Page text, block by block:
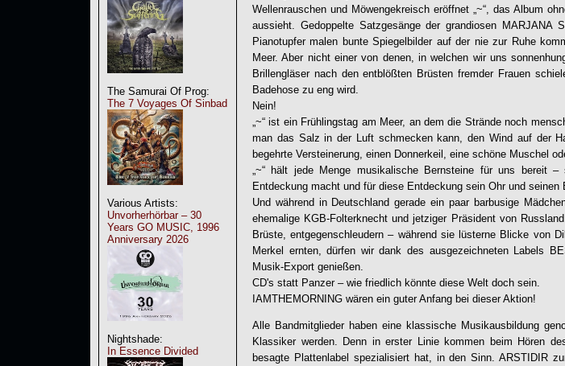
The Samurai Of Prog:
The 7 Voyages Of Sinbad
Various Artists:
Unvorherhörbar – 30
Years GO MUSIC, 1996
Anniversary 2026
Nightshade:
In Essence Divided
Wellenrauschen und Möwengekreisch eröffnet „~“, das Album
aussieht. Gedoppelte Satzgesänge der grandiosen
Pianotupfer malen bunte Spiegelbilder auf der nie zur Ruhe
Meer. Aber nicht einer von denen, in welchen wir uns
Brillengläser nach den entblößten Brüsten fremder Frauen
Badehose zu eng wird.
Nein!
„~“ ist ein Frühlingstag am Meer, an dem die Strände noch
man das Salz in der Luft schmecken kann, den Wind auf der
begehrte Versteinerung, einen Donnerkeil, eine schöne Muschel
„~“ hält jede Menge musikalische Bernsteine für uns bereit
Entdeckung macht und für diese Entdeckung sein Ohr und
Und während in Deutschland gerade ein paar barbusige
ehemalige KGB-Folterknecht und jetziger Präsident von
Brüste, entgegenschleudern – während sie lüsterne Blicke von
Merkel ernten, dürfen wir dank des ausgezeichneten Labels
Musik-Export genießen.
CD's statt Panzer – wie friedlich könnte diese Welt doch sein.
IAMTHEMORNING wären ein guter Anfang bei dieser Aktion!
Alle Bandmitglieder haben eine klassische Musikausbildung
Klassiker werden. Denn in erster Linie kommen beim Hören
besagte Plattenlabel spezialisiert hat, in den Sinn. ARSTIDIR